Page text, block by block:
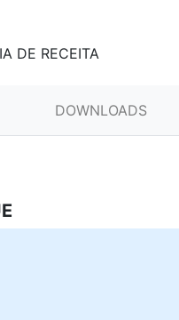
DE RECEITA
DOWNLOADS